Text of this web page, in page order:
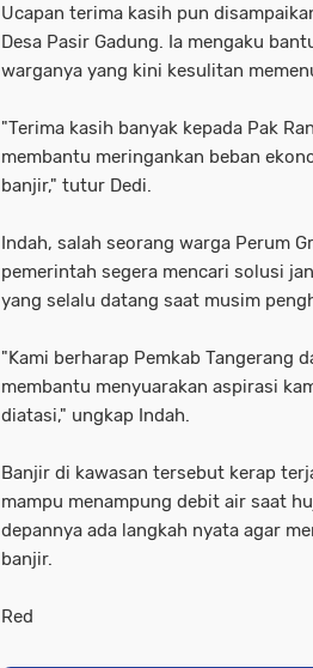
Ucapan terima kasih pun
Desa Pasir Gadung. Ia mengaku
warganya yang kini kesulitan
"Terima kasih banyak kepada Pak
membantu meringankan beban
banjir," tutur Dedi.
Indah, salah seorang warga Perum
pemerintah segera mencari solusi
yang selalu datang saat musim
"Kami berharap Pemkab Tangerang
membantu menyuarakan aspirasi
diatasi," ungkap Indah.
Banjir di kawasan tersebut kerap
mampu menampung debit air saat
depannya ada langkah nyata agar
banjir.
Red